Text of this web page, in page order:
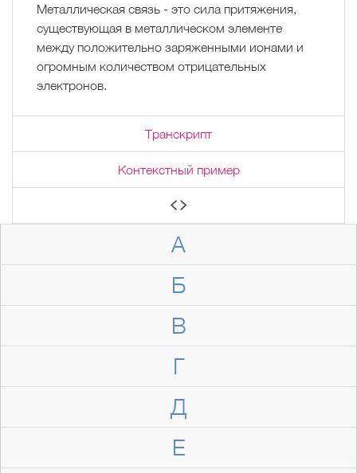
А
Б
В
Г
Д
Е
Металлическая связь - это сила притяжения,
существующая в металлическом элементе
между положительно заряженными ионами и
огромным количеством отрицательных
электронов.
Транскрипт
Контекстный пример